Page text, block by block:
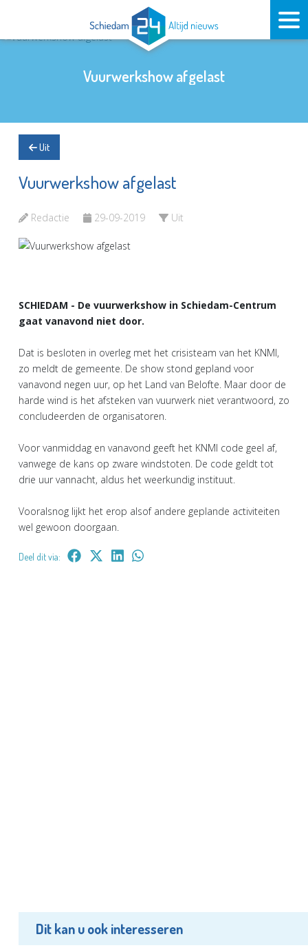
Vuurwerkshow afgelast
Uit
Vuurwerkshow afgelast
Redactie 29-09-2019 Uit
SCHIEDAM - De vuurwerkshow in Schiedam-Centrum
gaat vanavond niet door.
Dat is besloten in overleg met het crisisteam van het KNMI,
zo meldt de gemeente. De show stond gepland voor
vanavond negen uur, op het Land van Belofte. Maar door de
harde wind is het afsteken van vuurwerk niet verantwoord, zo
concludeerden de organisatoren.
Voor vanmiddag en vanavond geeft het KNMI code geel af,
vanwege de kans op zware windstoten. De code geldt tot
drie uur vannacht, aldus het weerkundig instituut.
Vooralsnog lijkt het erop alsof andere geplande activiteiten
wel gewoon doorgaan.
Deel dit via:
Dit kan u ook interesseren